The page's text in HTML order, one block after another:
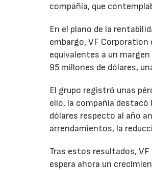
compañía, que
En el plano de la
embargo, VF
equivalentes a un
95 millones de dólares,
El grupo registró unas
ello, la compañía destacó
dólares respecto al año
arrendamientos, la
Tras estos resultados,
espera ahora un